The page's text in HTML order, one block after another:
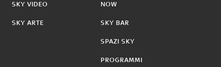
SKY VIDEO
SKY ARTE
NOW
SKY BAR
SPAZI SKY
PROGRAMMI